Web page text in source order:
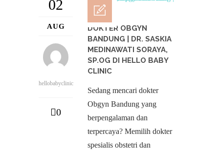
02
AUG
hellobabyclinic
0
DOKTER OBGYN
BANDUNG | DR. SASKIA
MEDINAWATI SORAYA,
SP.OG DI HELLO BABY
CLINIC
Sedang mencari dokter
Obgyn Bandung yang
berpengalaman dan
terpercaya? Memilih dokter
spesialis obstetri dan